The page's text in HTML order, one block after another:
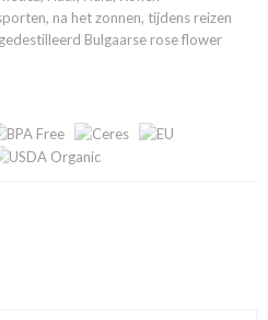
na het zonnen, tijdens reizen
Bulgaarse rose flower